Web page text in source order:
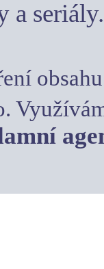
a seriály.